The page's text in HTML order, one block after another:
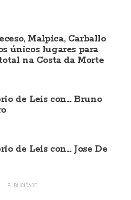
Malpica, Carballo
únicos lugares para
na Costa da Morte
de Leis con... Bruno
de Leis con... Jose De